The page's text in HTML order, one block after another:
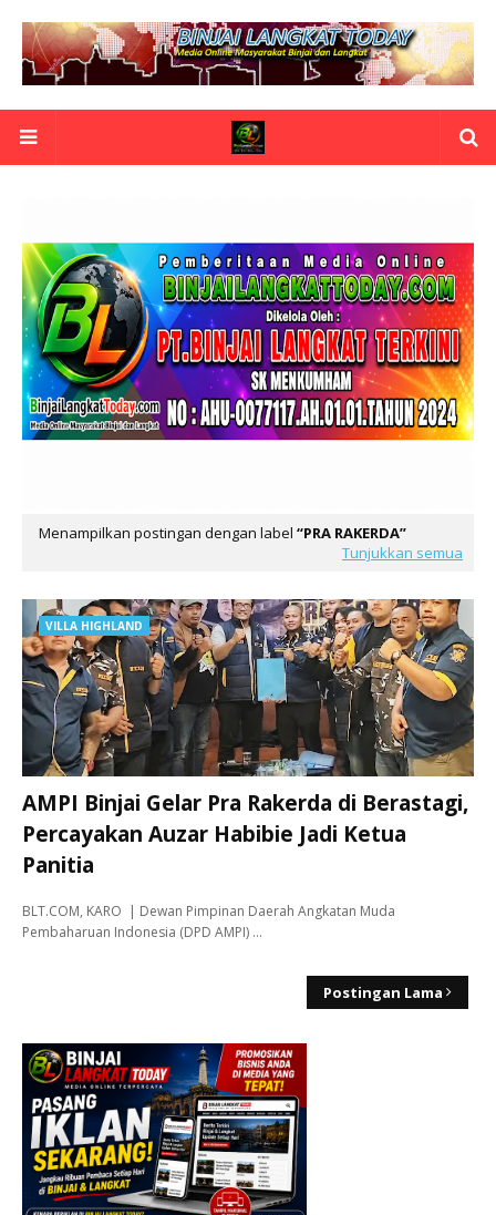
Menampilkan postingan dengan label
PRA RAKERDA
Tunjukkan semua
VILLA HIGHLAND
AMPI Binjai Gelar Pra Rakerda di Berastagi,
Percayakan Auzar Habibie Jadi Ketua
Panitia
BLT.COM, KARO | Dewan Pimpinan Daerah Angkatan Muda
Pembaharuan Indonesia (DPD AMPI) …
Postingan Lama